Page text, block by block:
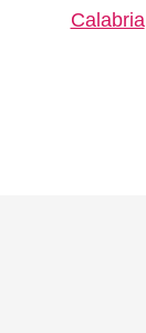
Calabria